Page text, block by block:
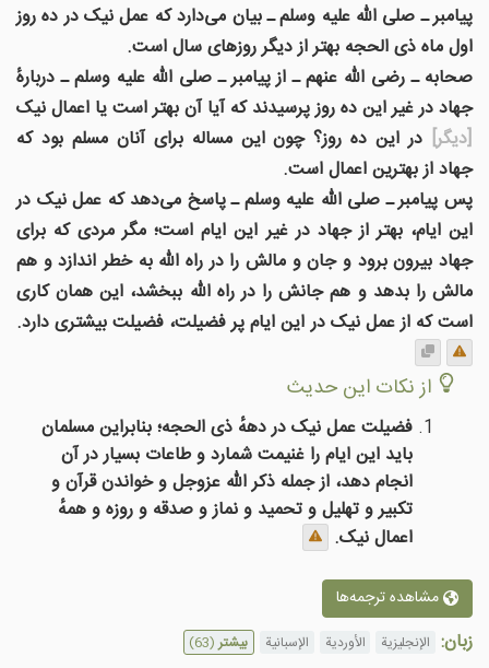
پیامبر ـ صلی الله علیه وسلم ـ بیان می‌دارد که عمل نیک در ده روز
اول ماه ذی الحجه بهتر از دیگر روزهای سال است.
صحابه ـ رضی الله عنهم ـ از پیامبر ـ صلی الله علیه وسلم ـ دربارهٔ
جهاد در غیر این ده روز پرسیدند که آیا آن بهتر است یا اعمال نیک
[دیگر] در این ده روز؟ چون این مساله برای آنان مسلم بود که
جهاد از بهترین اعمال است.
پس پیامبر ـ صلی الله علیه وسلم ـ پاسخ می‌دهد که عمل نیک در
این ایام، بهتر از جهاد در غیر این ایام است؛ مگر مردی که برای
جهاد بیرون برود و جان و مالش را در راه الله به خطر اندازد و هم
مالش را بدهد و هم جانش را در راه الله ببخشد، این همان کاری
است که از عمل نیک در این ایام پر فضیلت، فضیلت بیشتری دارد.
از نکات این حدیث
فضیلت عمل نیک در دههٔ ذی الحجه؛ بنابراین مسلمان
باید این ایام را غنیمت شمارد و طاعات بسیار در آن
انجام دهد، از جمله ذکر الله عزوجل و خواندن قرآن و
تکبیر و تهلیل و تحمید و نماز و صدقه و روزه و همهٔ
اعمال نیک.
مشاهده ترجمه‌ها
زبان: الإنجليزية الأوردية الإسبانية بیشتر(63)